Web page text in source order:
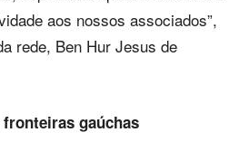
aos nossos associados”,
rede, Ben Hur Jesus de
gaúchas